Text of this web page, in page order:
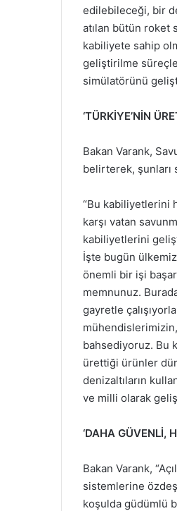
edilebileceği, bir
atılan bütün roket
kabiliyete sahip
geliştirilme
simülatörünü
‘TÜRKİYE’NİN
Bakan Varank,
belirterek, şunları
“Bu kabiliyetlerini
karşı vatan
kabiliyetlerini
İşte bugün
önemli bir işi
memnunuz.
gayretle
bahsediyoruz. Bu
ürettiği ürünler
denizaltıların
ve milli olarak
‘DAHA GÜVENLİ,
Bakan Varank,
sistemlerine
koşulda güdümlü